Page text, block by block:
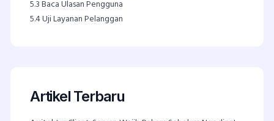
5.3Baca Ulasan Pengguna
5.4Uji Layanan Pelanggan
Artikel Terbaru